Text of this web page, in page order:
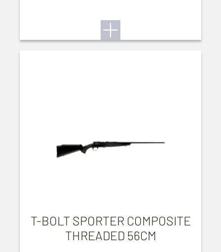
T-BOLT SPORTER COMPOSITE
THREADED 56CM